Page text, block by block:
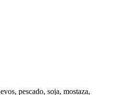
pescado soja mostaza